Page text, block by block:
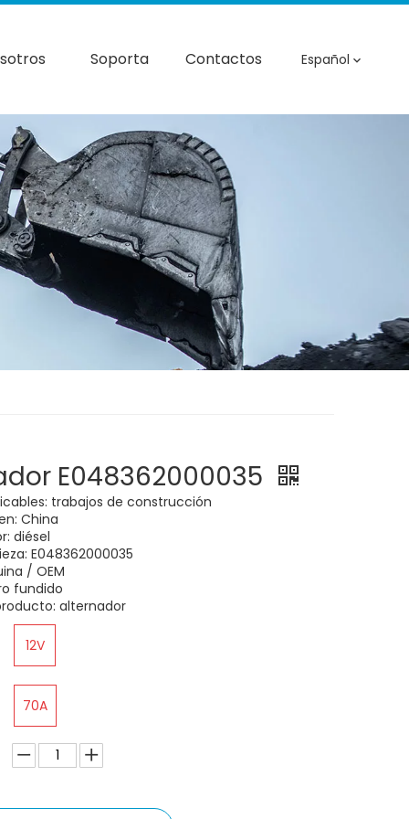
Soporta Contactos Español
E048362000035
trabajos de construcción
China
diésel
E048362000035
/ OEM
fundido
alternador
12V
70A